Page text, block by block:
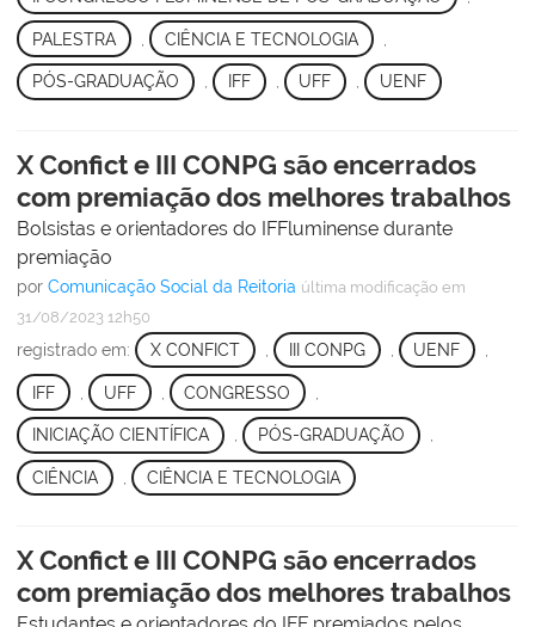
PALESTRA CIÊNCIA E TECNOLOGIA
PÓS-GRADUAÇÃO , IFF , UFF , UENF
X Confict e III CONPG são encerrados
com premiação dos melhores trabalhos
Bolsistas e orientadores do IFFluminense durante
premiação
por Comunicação Social da Reitoria última modificação em
31/08/2023 12h50
registrado em: X CONFICT III CONPG UENF
IFF UFF CONGRESSO
INICIAÇÃO CIENTÍFICA , PÓS-GRADUAÇÃO ,
CIÊNCIA CIÊNCIA E TECNOLOGIA
X Confict e III CONPG são encerrados
com premiação dos melhores trabalhos